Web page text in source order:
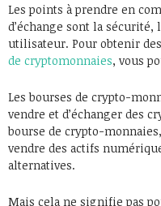
Les points à prendre en
d’échange sont la
utilisateur. Pour obtenir
de cryptomonnaies, vous
Les bourses de crypto-
vendre et d’échanger des
bourse de crypto-
vendre des actifs
alternatives.
Mais cela ne signifie pas